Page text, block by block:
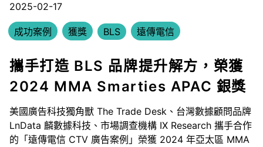
2025-02-17
成功案例 獲獎 BLS 遠傳電信
攜手打造 BLS 品牌提升解方，榮獲
2024 MMA Smarties APAC 銀獎
美國廣告科技獨角獸 The Trade Desk、台灣數據顧問品牌
LnData 麟數據科技、市場調查機構 IX Research 攜手合作
的「遠傳電信 CTV 廣告案例」榮獲 2024 年亞太區 MMA